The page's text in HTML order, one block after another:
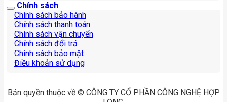
Chính sách
Chính sách bảo hành
Chính sách thanh toán
Chính sách vận chuyển
Chính sách đổi trả
Chính sách bảo mật
Điều khoản sử dụng
Bản quyền thuộc về © CÔNG TY CỔ PHẦN CÔNG NGHỆ HỢP